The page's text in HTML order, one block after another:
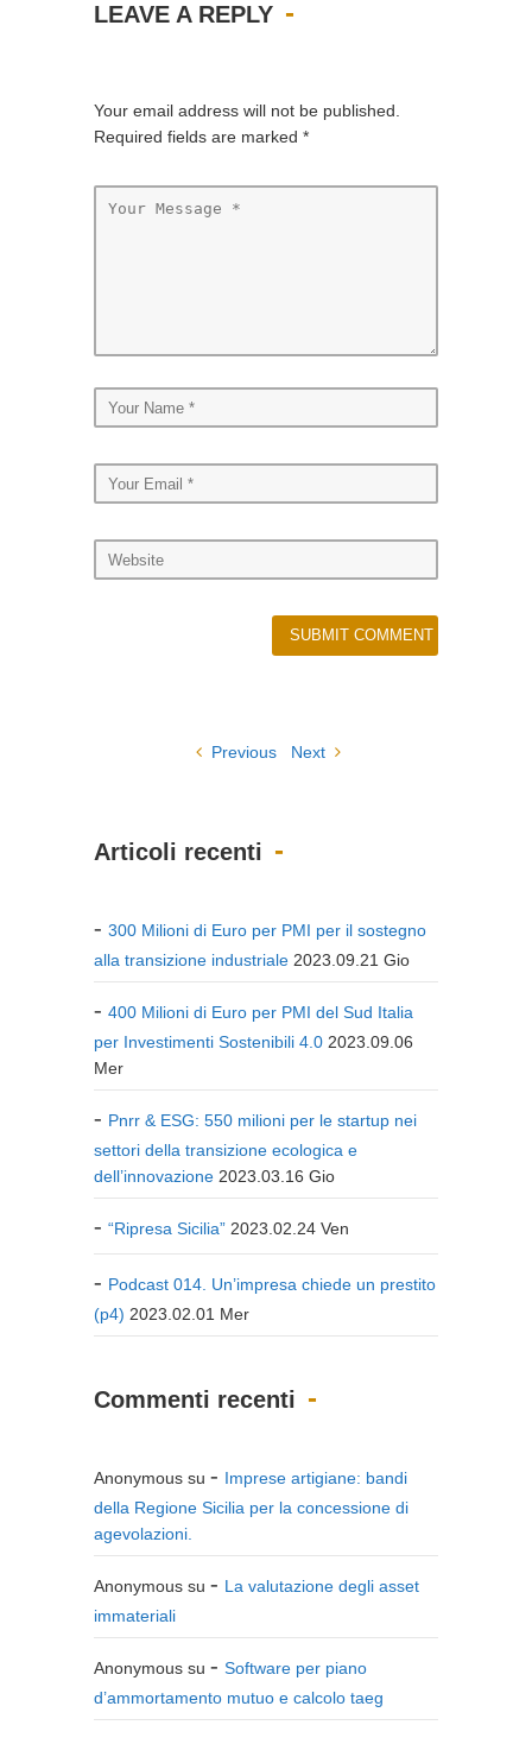
LEAVE A REPLY
Your email address will not be published.
Required fields are marked *
Previous Next
Articoli recenti
300 Milioni di Euro per PMI per il sostegno
alla transizione industriale 2023.09.21 Gio
400 Milioni di Euro per PMI del Sud Italia
per Investimenti Sostenibili 4.0 2023.09.06
Mer
Pnrr & ESG: 550 milioni per le startup nei
settori della transizione ecologica e
dell’innovazione 2023.03.16 Gio
“Ripresa Sicilia” 2023.02.24 Ven
Podcast 014. Un’impresa chiede un prestito
(p4) 2023.02.01 Mer
Commenti recenti
Anonymous su
Imprese artigiane: bandi
della Regione Sicilia per la concessione di
agevolazioni.
Anonymous su
La valutazione degli asset
immateriali
Anonymous su
Software per piano
d’ammortamento mutuo e calcolo taeg